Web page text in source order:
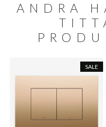
ANDRA
SALE